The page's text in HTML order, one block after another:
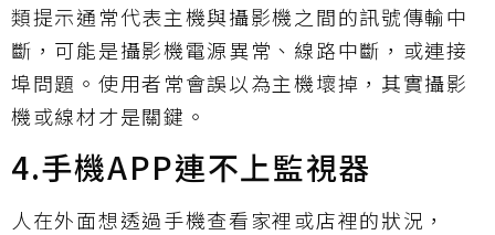
類提示通常代表主機與攝影機之間的訊號傳輸中
斷，可能是攝影機電源異常、線路中斷，或連接
埠問題。使用者常會誤以為主機壞掉，其實攝影
機或線材才是關鍵。
4.手機APP連不上監視器
人在外面想透過手機查看家裡或店裡的狀況，